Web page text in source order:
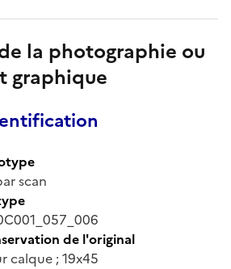
la photographie ou
graphique
scan
de l'original
calque ; 19x45